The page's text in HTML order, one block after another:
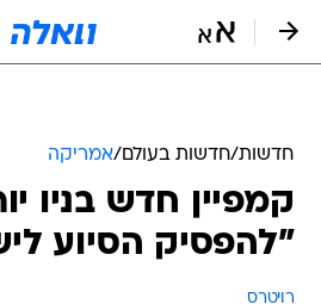
חדשות/חדשות בעולם/אמריקה
קמפיין חדש בניו
"להפסיק הסיוע
רויטרס